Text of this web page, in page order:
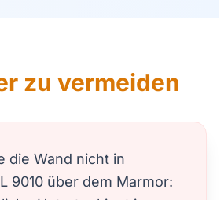
zu vermeiden
die Wand nicht in
9010 über dem Marmor: